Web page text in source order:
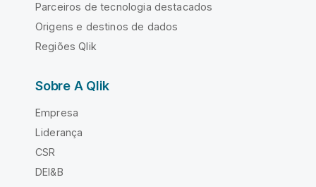
Parceiros de tecnologia destacados
Origens e destinos de dados
Regiões Qlik
Sobre A Qlik
Empresa
Liderança
CSR
DEI&B